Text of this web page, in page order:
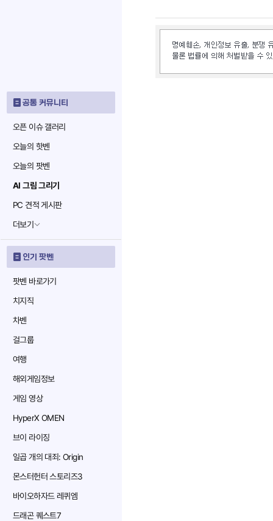
공통 커뮤니티
오픈 이슈 갤러리
오늘의 핫벤
오늘의 팟벤
AI 그림 그리기
PC 견적 게시판
더보기
인기 팟벤
팟벤 바로가기
치지직
차벤
걸그룹
여행
해외게임정보
게임 영상
HyperX OMEN
브이 라이징
일곱 개의 대죄: Origin
몬스터헌터 스토리즈3
바이오하자드 레퀴엠
드래곤 퀘스트7